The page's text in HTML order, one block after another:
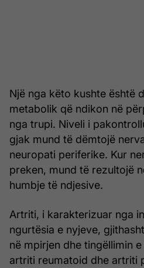
Një nga këto kushte është
metabolik që ndikon në
nga trupi. Niveli i
gjak mund të dëmtojë
neuropati periferike. Kur
preken, mund të rezultojë
humbje të ndjesive.
Artriti, i karakterizuar nga
ngurtësia e nyjeve,
në mpirjen dhe tingëllimin
artriti reumatoid dhe artriti